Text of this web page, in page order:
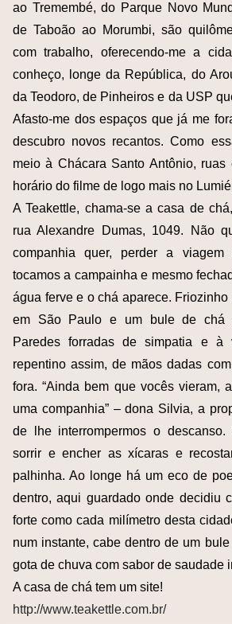
ao Tremembé, do Parque Novo
de Taboão ao Morumbi, são
com trabalho, oferecendo-me a
conheço, longe da República, do
da Teodoro, de Pinheiros e da USP
Afasto-me dos espaços que já me
descubro novos recantos. Como
meio à Chácara Santo Antônio,
horário do filme de logo mais no
A Teakettle, chama-se a casa de
rua Alexandre Dumas, 1049. Não
companhia quer, perder a
tocamos a campainha e mesmo
água ferve e o chá aparece.
em São Paulo e um bule de chá
Paredes forradas de simpatia e à
repentino assim, de mãos dadas
fora. “Ainda bem que vocês vieram,
uma companhia” – dona Silvia, a
de lhe interrompermos o
sorrir e encher as xícaras e
palhinha. Ao longe há um eco de
dentro, aqui guardado onde decidiu
forte como cada milímetro desta
num instante, cabe dentro de um
gota de chuva com sabor de saudade
A casa de chá tem um site!
http://www.teakettle.com.br/